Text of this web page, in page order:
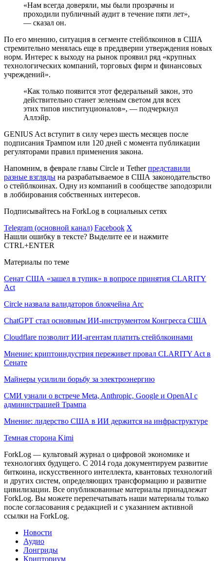
«Нам всегда доверяли, мы были прозрачны и
проходили публичный аудит в течение пяти лет»,
— сказал он.
По его мнению, ситуация в сегменте стейблкоинов в США
стремительно менялась еще в преддверии утверждения новых
норм. Интерес к выходу на рынок проявил ряд «крупных
технологических компаний, торговых фирм и финансовых
учреждений».
«Как только появится этот федеральный закон, это
действительно станет зеленым светом для всех
этих типов институционалов», — подчеркнул
Аллэйр.
GENIUS Act вступит в силу через шесть месяцев после
подписания Трампом или 120 дней с момента публикации
регуляторами правил применения закона.
Напомним, в феврале главы Circle и Tetherпредставили
разные взгляды на разрабатываемое в США законодательство
о стейблкоинах. Одну из компаний в сообществе заподозрили
в лоббирования собственных интересов.
Подписывайтесь на ForkLog в социальных сетях
Telegram (основной канал) Facebook X
Нашли ошибку в тексте? Выделите ее и нажмите
CTRL+ENTER
Материалы по теме
Сенат США «зашел в тупик» в вопросе принятия CLARITY
Act
Circle назвала валидаторов блокчейна Arc
ChatGPT стал основным ИИ-инструментом Конгресса США
Cloudflare позволит ИИ-агентам платить стейблкоинами
Мнение: криптоиндустрия переживет провал CLARITY Act в
Сенате
Майнеры усилили борьбу за электроэнергию
СМИ узнали о встрече Meta, Anthropic, Google и OpenAI с
администрацией Трампа
Мнение: лидерство США в ИИ держится на инфраструктуре
Темная сторона Kimi
ForkLog — культовый журнал о цифровой экономике и
технологиях будущего. С 2014 года документируем развитие
биткоина, искусственного интеллекта, квантовых технологий
и других систем, определяющих трансформацию и развитие
цивилизации. Все опубликованные материалы принадлежат
ForkLog. Вы можете перепечатывать наши материалы только
после согласования с редакцией и с указанием активной
ссылки на ForkLog.
Новости
Аудио
Лонгриды
Крипториум